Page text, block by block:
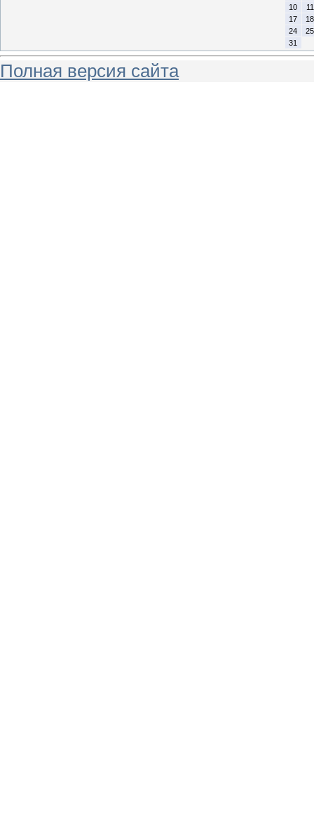
10
11
17
18
24
25
31
Полная версия сайта